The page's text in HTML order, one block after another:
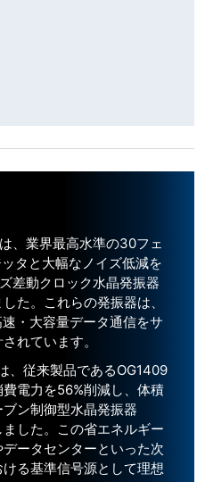
、業界最高水準の30フェ
タと大幅なノイズ低減を
差動クロック水晶発振器
た。これらの発振器は、
・大容量データ通信をサ
れています。
、従来製品であるOG1409
電力を56%削減し、体積
ン制御型水晶発振器
した。この省エネルギー
ータセンターといった次
る基準信号源として理想